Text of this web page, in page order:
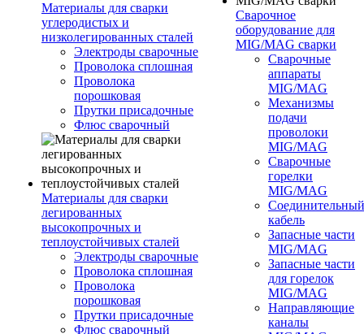
Материалы для сварки
углеродистых и
низколегированных сталей
Электроды сварочные
Проволока сплошная
Проволока
порошковая
Прутки присадочные
Флюс сварочный
Материалы для сварки
легированных
высокопрочных и
теплоустойчивых сталей
Электроды сварочные
Проволока сплошная
Проволока
порошковая
Прутки присадочные
Флюс сварочный
Сварочное
оборудование для
MIG/MAG сварки
Сварочные
аппараты
MIG/MAG
Механизмы
подачи
проволоки
MIG/MAG
Сварочные
горелки
MIG/MAG
Соединительный
кабель
Запасные части
MIG/MAG
Запасные части
для горелок
MIG/MAG
Направляющие
каналы